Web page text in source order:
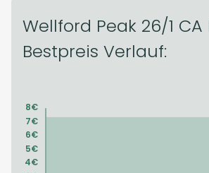
Wellford Peak 26/1 CA
Bestpreis Verlauf: